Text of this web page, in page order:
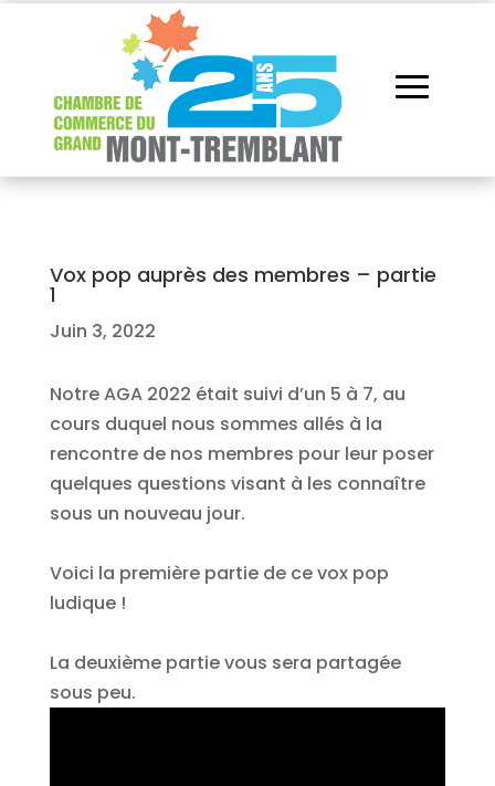
Vox pop auprès des membres – partie
1
Juin 3, 2022
Notre AGA 2022 était suivi d’un 5 à 7, au
cours duquel nous sommes allés à la
rencontre de nos membres pour leur poser
quelques questions visant à les connaître
sous un nouveau jour.
Voici la première partie de ce vox pop
ludique !
La deuxième partie vous sera partagée
sous peu.